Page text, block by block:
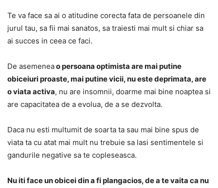
Te va face sa ai o atitudine corecta fata de persoanele din
jurul tau, sa fii mai sanatos, sa traiesti mai mult si chiar sa
ai succes in ceea ce faci.
De asemeneao persoana optimista are mai putine
obiceiuri proaste, mai putine vicii, nu este deprimata, are
o viata activa, nu are insomnii, doarme mai bine noaptea si
are capacitatea de a evolua, de a se dezvolta.
Daca nu esti multumit de soarta ta sau mai bine spus de
viata ta cu atat mai mult nu trebuie sa lasi sentimentele si
gandurile negative sa te copleseasca.
Nu iti face un obicei din a fi plangacios, de a te vaita ca nu